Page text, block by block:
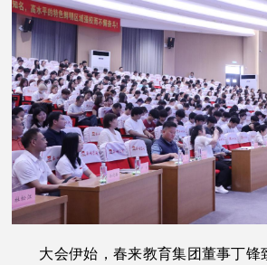
大会伊始，春来教育集团董事丁锋